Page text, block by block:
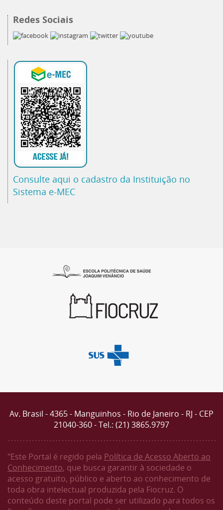
Redes Sociais
Consulte aqui o cadastro da Instituição no
Sistema e-MEC
Av. Brasil - 4365 - Manguinhos - Rio de Janeiro - RJ - CEP
21040-360 - Tel.: (21) 3865.9797
"Este Portal é regido pela Política de Acesso Aberto ao
Conhecimento, que busca garantir à sociedade o
acesso gratuito, público e aberto ao conhecimento de
toda obra intelectual produzida pela Fiocruz. O
conteúdo deste portal pode ser utilizado para todos os